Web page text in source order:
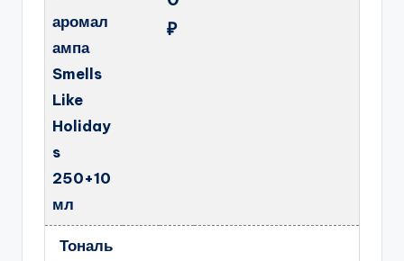
аромал
ампа
Smells
Like
Holiday
s
250+10
мл
₽
Тональ